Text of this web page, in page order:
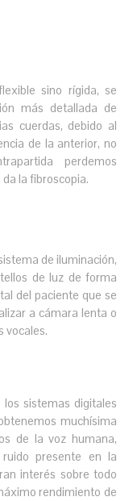
sino rígida, se
más detallada de
cuerdas, debido al
de la anterior, no
perdemos
la fibroscopia.
de iluminación,
de luz de forma
del paciente que se
a cámara lenta o
vocales.
sistemas digitales
muchísima
de la voz humana,
presente en la
interés sobre todo
rendimiento de